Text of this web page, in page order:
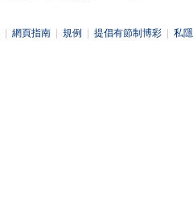
網頁指南 規例 提倡有節制博彩 私